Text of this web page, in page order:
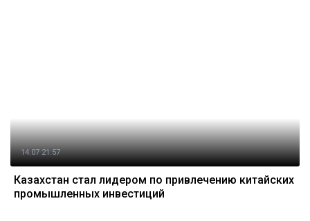
14.07 21:57
Казахстан стал лидером по привлечению китайских
промышленных инвестиций